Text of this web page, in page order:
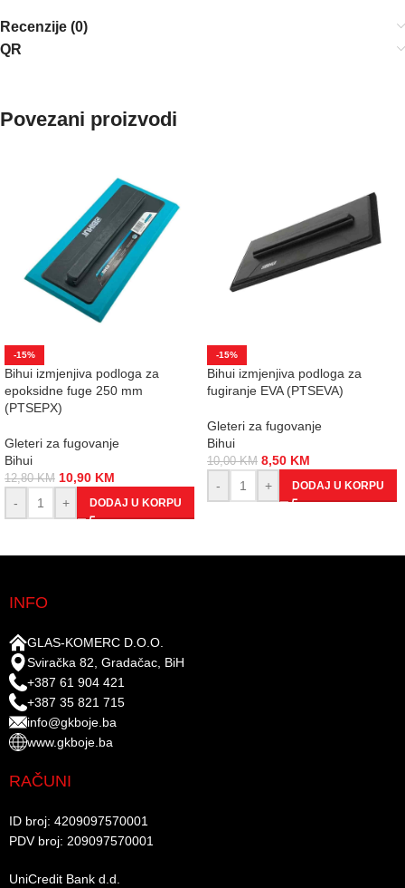
Recenzije (0)
QR
Povezani proizvodi
-15%
Bihui izmjenjiva podloga za
epoksidne fuge 250 mm
(PTSEPX)
Gleteri za fugovanje
Bihui
12,80KM 10,90 KM
-
+ DODAJ U KORPU
-15%
Bihui izmjenjiva podloga za
fugiranje EVA (PTSEVA)
Gleteri za fugovanje
Bihui
10,00KM 8,50 KM
-
+ DODAJ U KORPU
INFO
GLAS-KOMERC D.O.O.
Sviračka 82, Gradačac, BiH
+387 61 904 421
+387 35 821 715
info@gkboje.ba
www.gkboje.ba
RAČUNI
ID broj: 4209097570001​
PDV broj: 209097570001 ​
UniCredit Bank d.d.​